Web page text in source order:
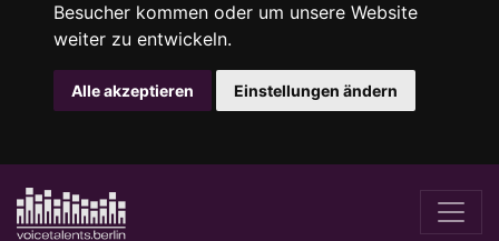
Besucher kommen oder um unsere Website
weiter zu entwickeln.
Alle akzeptieren Einstellungen ändern